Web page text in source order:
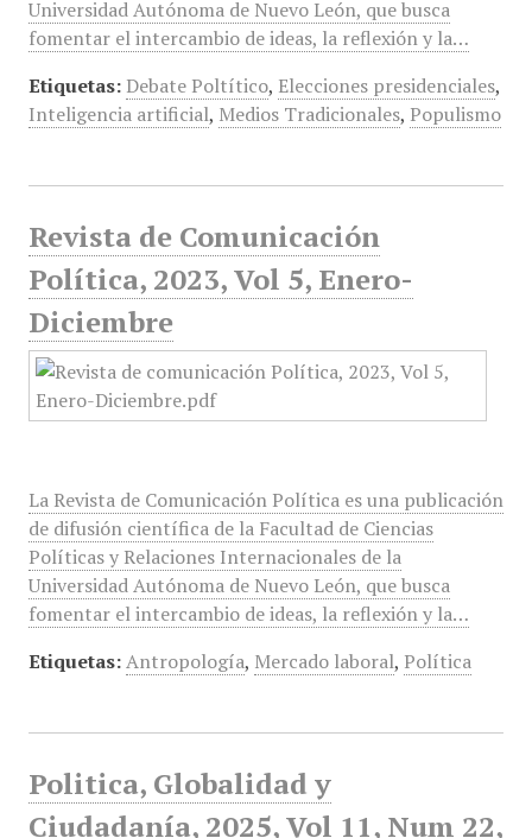
Universidad Autónoma de Nuevo León, que busca
fomentar el intercambio de ideas, la reflexión y la…
Etiquetas: Debate Poltítico, Elecciones presidenciales,
Inteligencia artificial, Medios Tradicionales, Populismo
Revista de Comunicación
Política, 2023, Vol 5, Enero-
Diciembre
La Revista de Comunicación Política es una publicación
de difusión científica de la Facultad de Ciencias
Políticas y Relaciones Internacionales de la
Universidad Autónoma de Nuevo León, que busca
fomentar el intercambio de ideas, la reflexión y la…
Etiquetas: Antropología, Mercado laboral, Política
Politica, Globalidad y
Ciudadanía, 2025, Vol 11, Num 22,